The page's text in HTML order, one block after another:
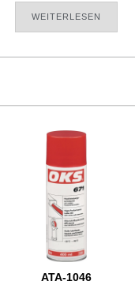
WEITERLESEN
ATA-1046